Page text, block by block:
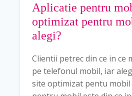
Aplicatie pentru
optimizat pentru
alegi?
Clientii petrec din ce in ce
pe telefonul mobil, iar
site optimizat pentu mobil